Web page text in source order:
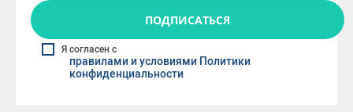
ПОДПИСАТЬСЯ
Я согласен с
правилами и условиями Политики
конфиденциальности